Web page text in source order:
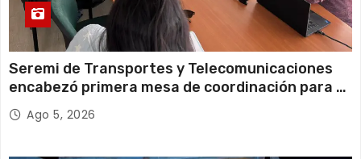
Seremi de Transportes y Telecomunicaciones
encabezó primera mesa de coordinación para el
retiro de cables en desuso en Iquique
Ago 5, 2026